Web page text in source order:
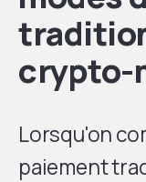
crypto-
Lorsqu'on
paiement